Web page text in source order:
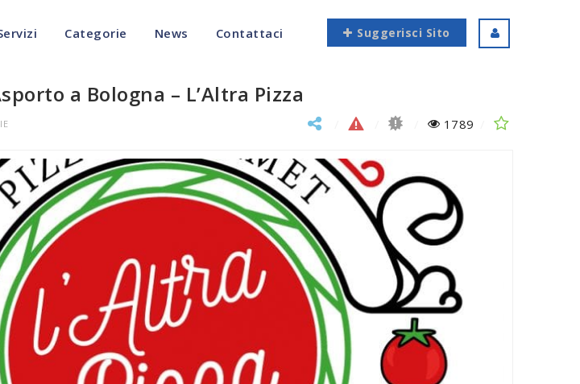
Categorie News Contattaci Suggerisci Sito
a Bologna – L’Altra Pizza
1789